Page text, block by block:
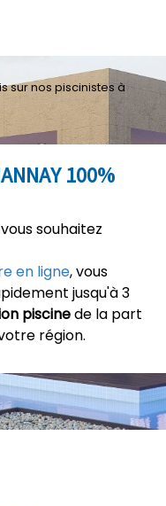
100%
souhaitez
en ligne, vous
jusqu'à 3
piscinede la part
région.
sur nos piscinistes à